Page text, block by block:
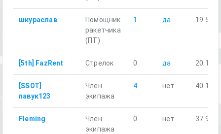
шкураслав
Помощник
ракетчика
(ПТ)
1 да 19.58
[5th] FazRent Стрелок 0 да 20.12
[SSOT]
павук123
Член
экипажа
4 нет 40.15
Fleming
Член
экипажа
0 нет 37.91